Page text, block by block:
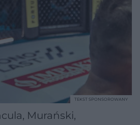
Murański,
TEKST SPONSOROWANY